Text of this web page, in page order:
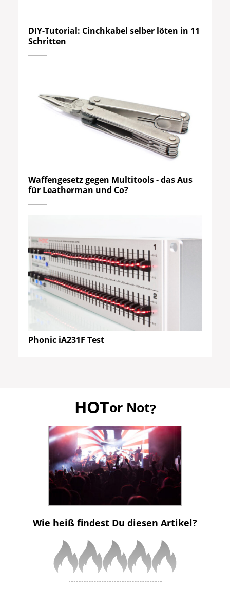
DIY-Tutorial: Cinchkabel selber löten in 11
Schritten
Waffengesetz gegen Multitools - das Aus
für Leatherman und Co?
Phonic iA231F Test
HOTor Not?
Wie heiß findest Du diesen Artikel?